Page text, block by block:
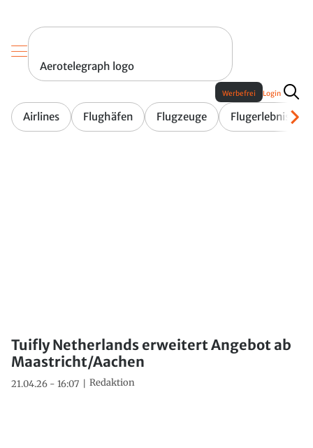
Aerotelegraph logo
Airlines Flughäfen Flugzeuge Flugerlebnis
Werbefrei Login
Tuifly Netherlands erweitert Angebot ab
Maastricht/Aachen
21.04.26 - 16:07 Redaktion